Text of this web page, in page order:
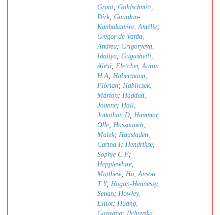
Grant; Goldschmitt,
Dirk; Gourdon-
Kanhukamwe, Amélie;
Gregor de Varda,
Andrea; Grigoryeva,
Idaliya; Gugushvili,
Alexi; Fletcher, Aaron
H A; Habermann,
Florian; Hablicsek,
Márton; Haddad,
Joanne; Hall,
Jonathan D; Hammar,
Olle; Hassouneh,
Malek; Hausladen,
Carina I; Hendrikse,
Sophie C F;
Hepplewhite,
Matthew; Ho, Anson
T Y; Hogan-Hennessy,
Senan; Howley,
Elliot; Huang,
Gaoyang; Ilchovska,